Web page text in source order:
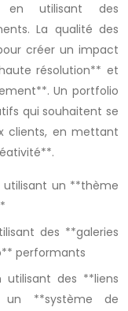
en utilisant des
La qualité des
créer un impact
résolution** et
Un portfolio
qui souhaitent se
clients, en mettant
utilisant un **thème
des **galeries
performants
utilisant des **liens
**système de